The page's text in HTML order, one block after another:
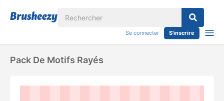
Se connecter S'inscrire
Pack De Motifs Rayés